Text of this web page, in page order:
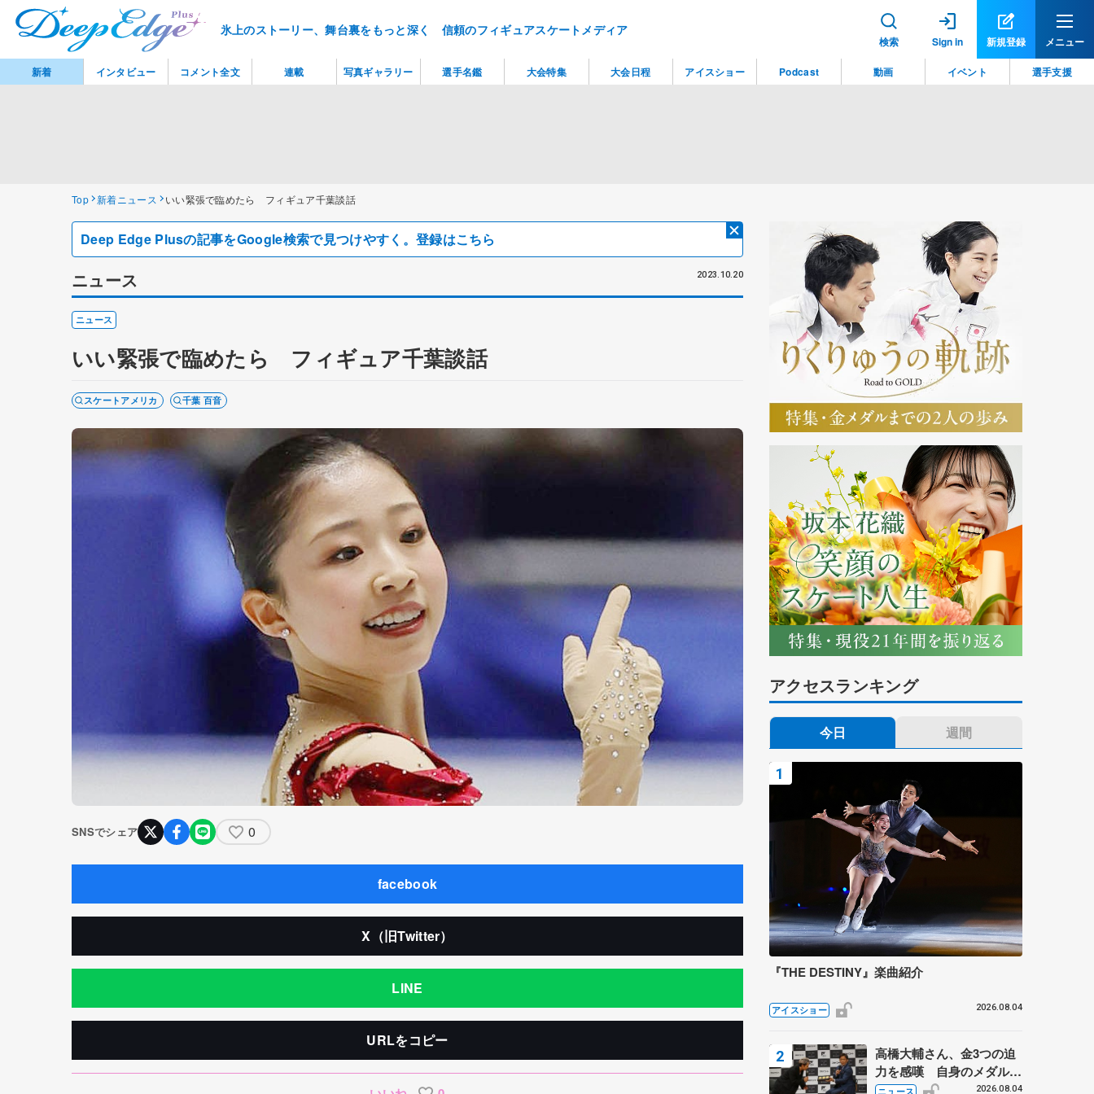
氷上のストーリー、舞台裏をもっと深く 信頼のフィギュアスケートメディア
検索 Sign in 新規登録 メニュー
Top 新着ニュース いい緊張で臨めたら フィギュア千葉談話
Deep Edge Plusの記事をGoogle検索で見つけやすく。登録はこちら
ニュース 2023.10.20
ニュース
いい緊張で臨めたら フィギュア千葉談話
スケートアメリカ 千葉 百音
SNSでシェア 0
facebook
X（旧Twitter）
LINE
URLをコピー
アクセスランキング
今日 週間
『THE DESTINY』楽曲紹介
アイスショー 2026.08.04
高橋大輔さん、金3つの迫
力を感嘆 自身のメダルは
「どちらに？」 〝リス兄
ニュース 2026.08.04
新着 インタビュー コメント全文 連載 写真ギャラリー 選手名鑑 大会特集 大会日程 アイスショー Podcast 動画 イベント 選手支援